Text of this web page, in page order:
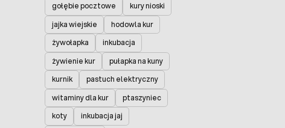
gołębie pocztowe
kury nioski
jajka wiejskie
hodowla kur
żywołapka
inkubacja
żywienie kur
pułapka na kuny
kurnik
pastuch elektryczny
witaminy dla kur
ptaszyniec
koty
inkubacja jaj